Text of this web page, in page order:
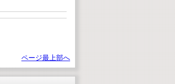
ページ最上部へ